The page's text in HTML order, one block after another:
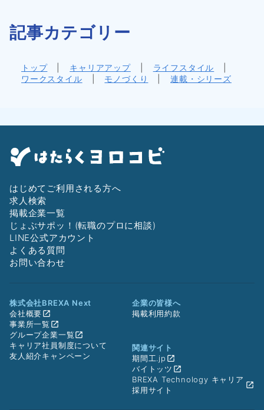
記事カテゴリー
トップ キャリアアップ ライフスタイル
ワークスタイル
モノづくり 連載・シリーズ
はじめてご利用される方へ
求人検索
掲載企業一覧
じょぶサポッ！(転職のプロに相談)
LINE公式アカウント
よくある質問
お問い合わせ
株式会社BREXA Next
会社概要
事業所一覧
グループ企業一覧
キャリア社員制度について
友人紹介キャンペーン
企業の皆様へ
掲載利用約款
関連サイト
期間工.jp
バイトッツ
BREXA Technology キャリア
採用サイト